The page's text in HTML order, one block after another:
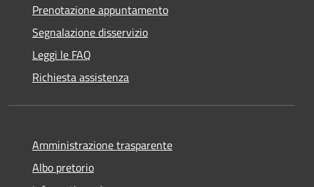
Prenotazione appuntamento
Segnalazione disservizio
Leggi le FAQ
Richiesta assistenza
Amministrazione trasparente
Albo pretorio